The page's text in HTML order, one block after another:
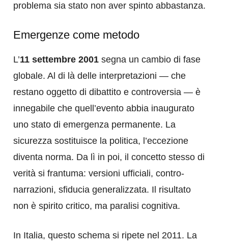
problema sia stato non aver spinto abbastanza.
Emergenze come metodo
L’11 settembre 2001 segna un cambio di fase
globale. Al di là delle interpretazioni — che
restano oggetto di dibattito e controversia — è
innegabile che quell’evento abbia inaugurato
uno stato di emergenza permanente. La
sicurezza sostituisce la politica, l’eccezione
diventa norma. Da lì in poi, il concetto stesso di
verità si frantuma: versioni ufficiali, contro-
narrazioni, sfiducia generalizzata. Il risultato
non è spirito critico, ma paralisi cognitiva.
In Italia, questo schema si ripete nel 2011. La